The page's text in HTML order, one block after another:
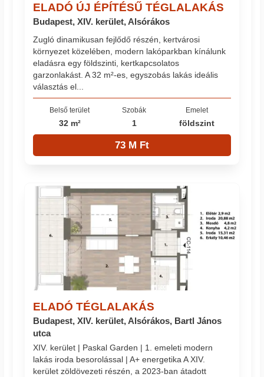
ELADÓ ÚJ ÉPÍTÉSŰ TÉGLALAKÁS
Budapest, XIV. kerület, Alsórákos
Zugló dinamikusan fejlődő részén, kertvárosi
környezet közelében, modern lakóparkban kínálunk
eladásra egy földszinti, kertkapcsolatos
garzonlakást. A 32 m²-es, egyszobás lakás ideális
választás el...
Belső terület
32 m²
Szobák
1
Emelet
földszint
73 M Ft
ELADÓ TÉGLALAKÁS
Budapest, XIV. kerület, Alsórákos, Bartl János
utca
XIV. kerület | Paskal Garden | 1. emeleti modern
lakás iroda besorolással | A+ energetika A XIV.
kerület zöldövezeti részén, a 2023-ban átadott